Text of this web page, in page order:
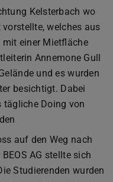
Kelsterbach wo
vorstellte, welches aus
mit einer Mietfläche
Annemone Gull
und es wurden
besichtigt. Dabei
tägliche Doing von
auf den Weg nach
AG stellte sich
Studierenden wurden